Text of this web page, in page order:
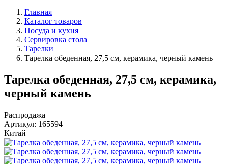
Главная
Каталог товаров
Посуда и кухня
Сервировка стола
Тарелки
Тарелка обеденная, 27,5 см, керамика, черный камень
Тарелка обеденная, 27,5 см, керамика,
черный камень
Распродажа
Артикул: 165594
Китай